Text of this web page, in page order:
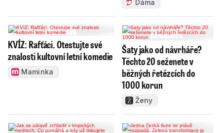
Dáma
KVÍZ: Rafťáci. Otestujte své
znalosti kultovní letní komedie
Maminka
Šaty jako od návrháře?
Těchto 20 seženete v
běžných řetězcích do
1000 korun
Ženy